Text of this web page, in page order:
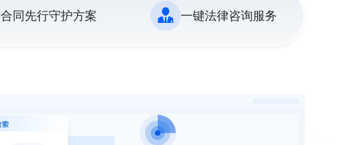
合同先行守护方案 一键法律咨询服务